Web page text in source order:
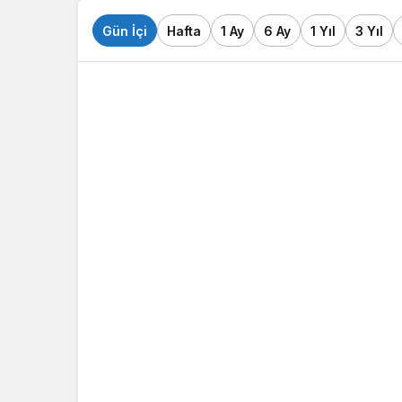
Gün İçi Hafta 1 Ay 6 Ay 1 Yıl 3 Yıl